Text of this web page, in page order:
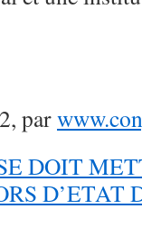
par
DOIT
D’ETAT